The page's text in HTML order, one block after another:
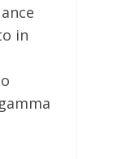
in